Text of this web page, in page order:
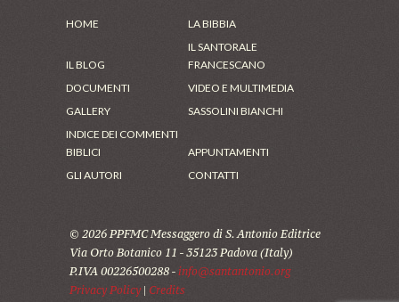
HOME LA BIBBIA
IL BLOG
IL SANTORALE
FRANCESCANO
DOCUMENTI
VIDEO E MULTIMEDIA
GALLERY
SASSOLINI BIANCHI
INDICE DEI COMMENTI
BIBLICI
APPUNTAMENTI
GLI AUTORI
CONTATTI
© 2026 PPFMC Messaggero di S. Antonio Editrice
Via Orto Botanico 11 - 35123 Padova (Italy)
P.IVA 00226500288 - info@santantonio.org
Privacy Policy| Credits